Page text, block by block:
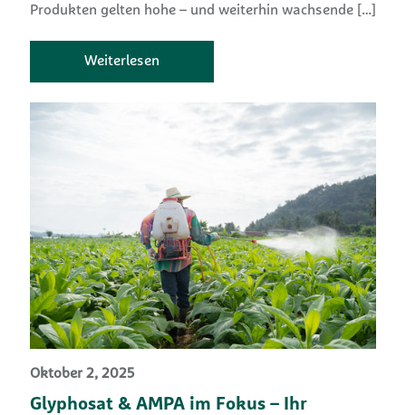
Produkten gelten hohe – und weiterhin wachsende […]
Weiterlesen
Oktober 2, 2025
Glyphosat & AMPA im Fokus – Ihr